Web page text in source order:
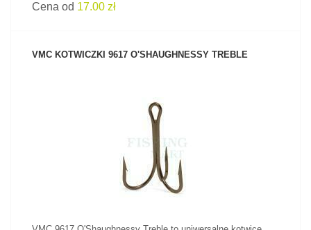
Cena od 17.00 zł
VMC KOTWICZKI 9617 O'SHAUGHNESSY TREBLE
ZOBACZ PRODUKT